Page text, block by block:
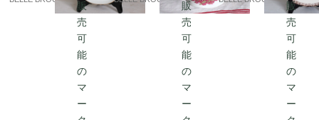
ンス発送（到着まで2-3
まで2-3週間）